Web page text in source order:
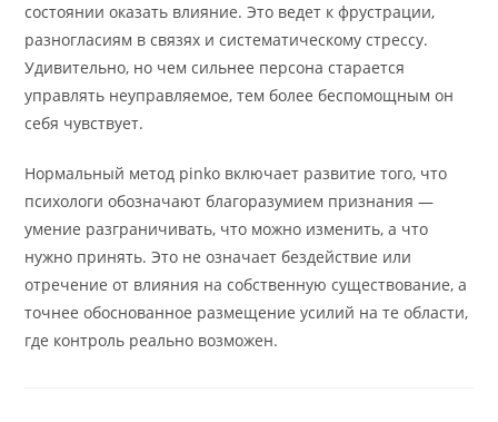
состоянии оказать влияние. Это ведет к фрустрации,
разногласиям в связях и систематическому стрессу.
Удивительно, но чем сильнее персона старается
управлять неуправляемое, тем более беспомощным он
себя чувствует.
Нормальный метод pinko включает развитие того, что
психологи обозначают благоразумием признания —
умение разграничивать, что можно изменить, а что
нужно принять. Это не означает бездействие или
отречение от влияния на собственную существование, а
точнее обоснованное размещение усилий на те области,
где контроль реально возможен.